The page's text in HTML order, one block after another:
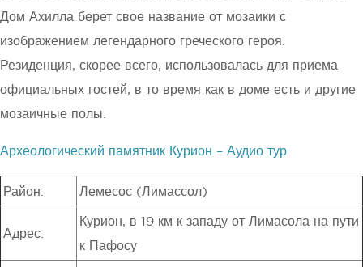
Дом Ахилла берет свое название от мозаики с
изображением легендарного греческого героя.
Резиденция, скорее всего, использовалась для приема
официальных гостей, в то время как в доме есть и другие
мозаичные полы.
Археологический памятник Курион – Аудио тур
Район: Лемесос (Лимассол)
Адрес:
Курион, в 19 км к западу от Лимасола на пути
к Пафосу